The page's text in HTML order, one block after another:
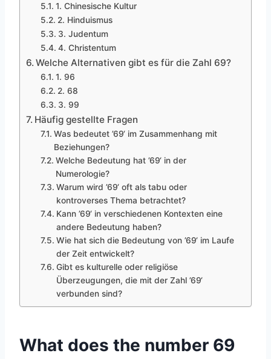
1. Chinesische Kultur
2. Hinduismus
3. Judentum
4. Christentum
Welche Alternativen gibt es für die Zahl 69?
1. 96
2. 68
3. 99
Häufig gestellte Fragen
Was bedeutet ’69‘ im Zusammenhang mit
Beziehungen?
Welche Bedeutung hat ’69‘ in der
Numerologie?
Warum wird ’69‘ oft als tabu oder
kontroverses Thema betrachtet?
Kann ’69‘ in verschiedenen Kontexten eine
andere Bedeutung haben?
Wie hat sich die Bedeutung von ’69‘ im Laufe
der Zeit entwickelt?
Gibt es kulturelle oder religiöse
Überzeugungen, die mit der Zahl ’69‘
verbunden sind?
What does the number 69